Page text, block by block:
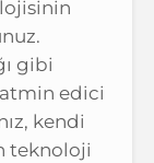
gibi
edici
kendi
teknoloji